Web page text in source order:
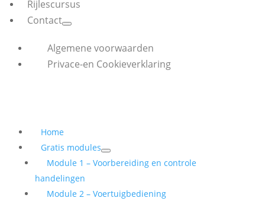
Rijlescursus
Contact
Algemene voorwaarden
Privace-en Cookieverklaring
Home
Gratis modules
Module 1 – Voorbereiding en controle
handelingen
Module 2 – Voertuigbediening